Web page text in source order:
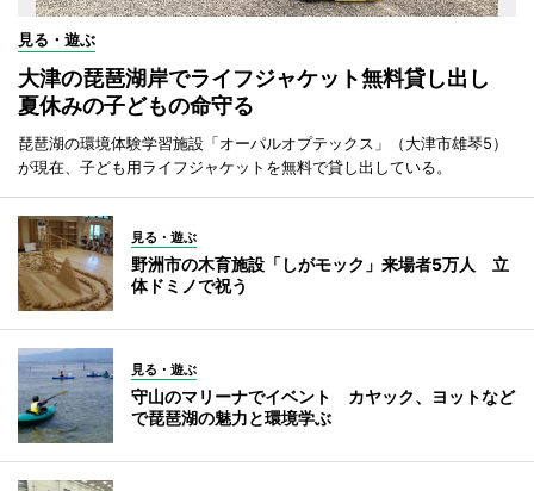
見る・遊ぶ
大津の琵琶湖岸でライフジャケット無料貸し出し
夏休みの子どもの命守る
琵琶湖の環境体験学習施設「オーパルオプテックス」（大津市雄琴5）
が現在、子ども用ライフジャケットを無料で貸し出している。
見る・遊ぶ
野洲市の木育施設「しがモック」来場者5万人 立
体ドミノで祝う
見る・遊ぶ
守山のマリーナでイベント カヤック、ヨットなど
で琵琶湖の魅力と環境学ぶ